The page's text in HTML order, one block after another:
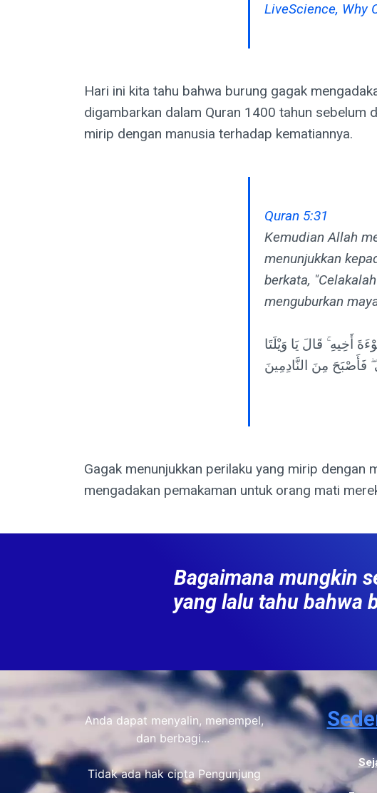
LiveScience, Why
Hari ini kita tahu bahwa burung gagak
digambarkan dalam Quran 1400 tahun sebelum
mirip dengan manusia terhadap kematiannya.
Quran 5:31
Kemudian Allah
menunjukkan
berkata,
menguburkan
أَخِيهِ ۚ قَالَ يَا وَيْلَتَا
مِنَ النَّادِمِينَ
Gagak menunjukkan perilaku yang mirip
mengadakan pemakaman untuk orang mati
Bagaimana mungkin
yang lalu tahu bahwa
Anda dapat menyalin, menempel,
dan berbagi...
Tidak ada hak cipta Pengunjung